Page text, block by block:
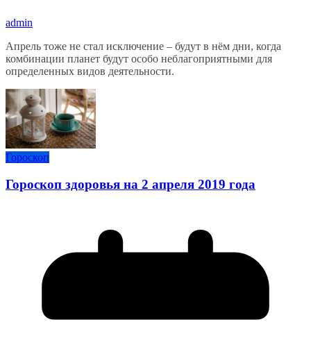
admin
Апрель тоже не стал исключение – будут в нём дни, когда
комбинации планет будут особо неблагоприятными для
определенных видов деятельности.
Гороскоп
Гороскоп здоровья на 2 апреля 2019 года